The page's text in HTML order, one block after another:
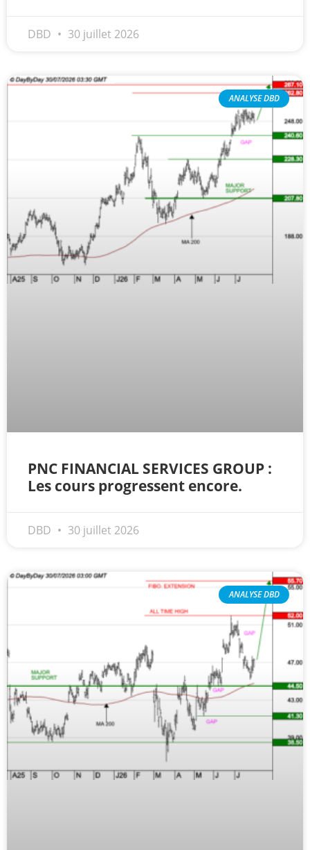
DBD 30 juillet 2026
ANALYSE DBD
PNC FINANCIAL SERVICES GROUP :
Les cours progressent encore.
DBD 30 juillet 2026
ANALYSE DBD